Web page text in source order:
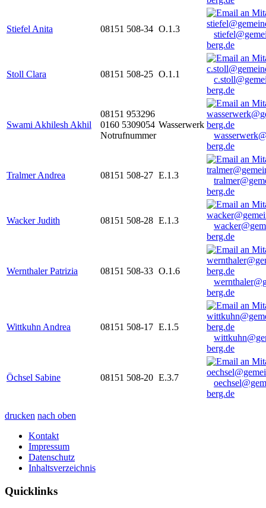
Stiefel Anita 08151 508-34 O.1.3
berg.de
Stoll Clara 08151 508-25 O.1.1
berg.de
Swami Akhilesh Akhil
08151 953296
0160 5309054
Notrufnummer
Wasserwerk
berg.de
Tralmer Andrea 08151 508-27 E.1.3
berg.de
Wacker Judith 08151 508-28 E.1.3
berg.de
Wernthaler Patrizia 08151 508-33 O.1.6
berg.de
Wittkuhn Andrea 08151 508-17 E.1.5
berg.de
Öchsel Sabine 08151 508-20 E.3.7
berg.de
drucken nach oben
Kontakt
Impressum
Datenschutz
Inhaltsverzeichnis
Quicklinks